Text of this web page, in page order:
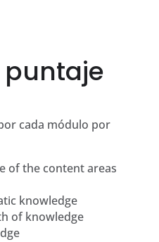
puntaje
cada módulo por
of the content areas
knowledge
of knowledge